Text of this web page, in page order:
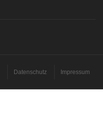
Datenschutz Impressum